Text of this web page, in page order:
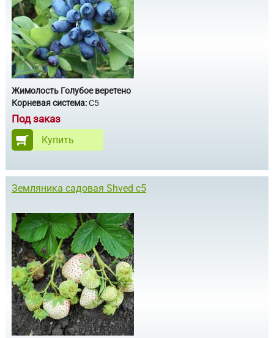
Жимолость Голубое веретено
Корневая система:С5
Под заказ
Купить
Земляника садовая Shved с5